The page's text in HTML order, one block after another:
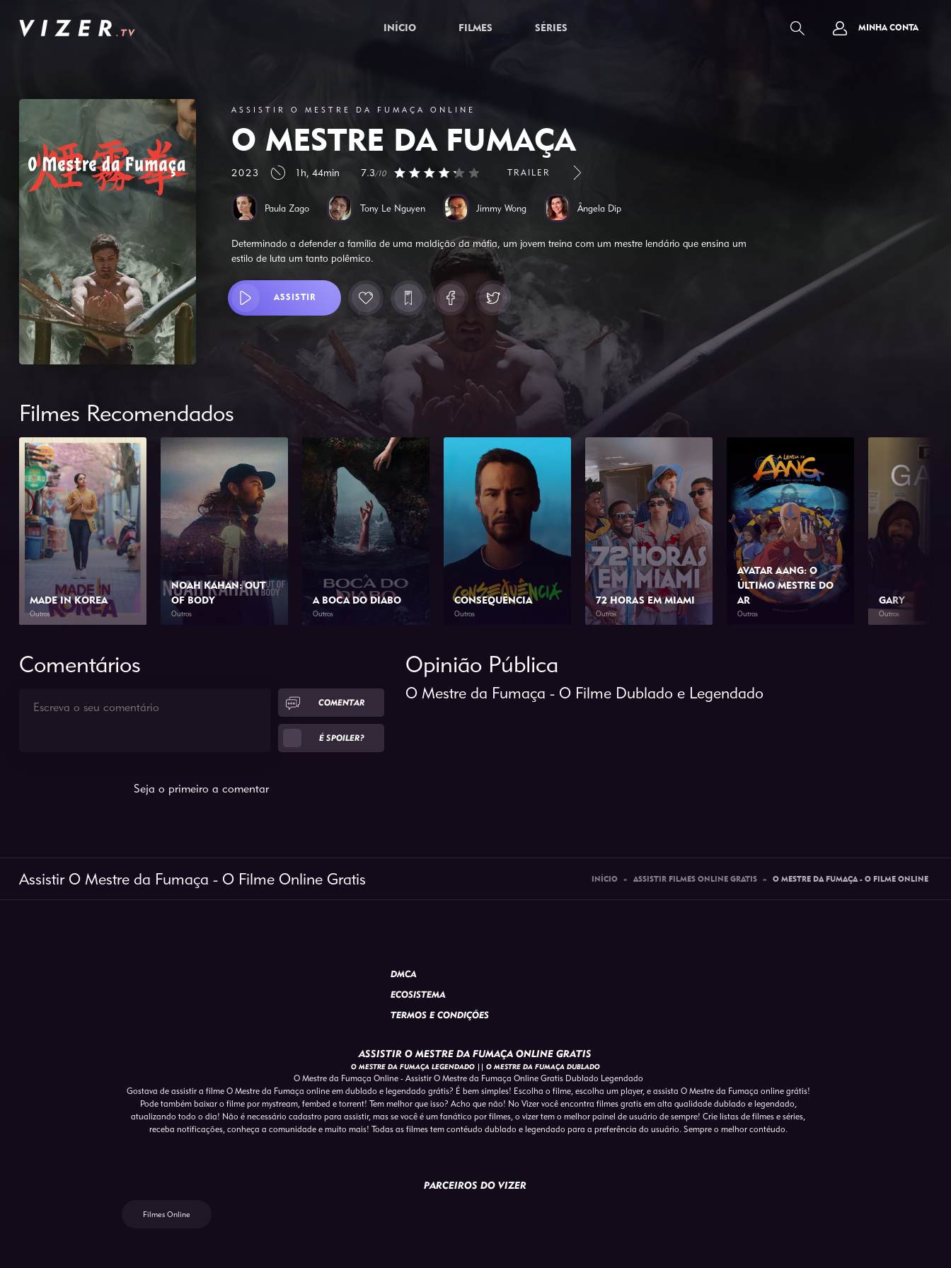
INÍCIO FILMES SÉRIES MINHA CONTA
ASSISTIR O MESTRE DA FUMAÇA ONLINE
O MESTRE DA FUMAÇA
2023 1h, 44min 7.3/10 TRAILER
Paula Zago Tony Le Nguyen Jimmy Wong Ângela Dip
Determinado a defender a família de uma maldição da máfia, um jovem treina com um mestre lendário que ensina um
estilo de luta um tanto polêmico.
ASSISTIR
Filmes Recomendados
MADE IN KOREA
Outros
NOAH KAHAN: OUT
OF BODY
Outros
A BOCA DO DIABO
Outros
CONSEQUÊNCIA
Outros
72 HORAS EM MIAMI
Outros
AVATAR AANG: O
ÚLTIMO MESTRE DO
AR
Outros
GARY
Outros
Comentários
COMENTAR
É SPOILER?
Seja o primeiro a comentar
Opinião Pública
O Mestre da Fumaça - O Filme Dublado e Legendado
Assistir O Mestre da Fumaça - O Filme Online Gratis INÍCIO » ASSISTIR FILMES ONLINE GRATIS » O MESTRE DA FUMAÇA - O FILME ONLINE
DMCA
ECOSISTEMA
TERMOS E CONDIÇÕES
ASSISTIR O MESTRE DA FUMAÇA ONLINE GRATIS
O MESTRE DA FUMAÇA LEGENDADO || O MESTRE DA FUMAÇA DUBLADO
O Mestre da Fumaça Online - Assistir O Mestre da Fumaça Online Gratis Dublado Legendado
Gostava de assistir a filme O Mestre da Fumaça online em dublado e legendado grátis? É bem simples! Escolha o filme, escolha um player, e assista O Mestre da Fumaça online grátis!
Pode também baixar o filme por mystream, fembed e torrent! Tem melhor que isso? Acho que não! No Vizer você encontra filmes gratis em alta qualidade dublado e legendado,
atualizando todo o dia! Não é necessário cadastro para assistir, mas se você é um fanático por filmes, o vizer tem o melhor painel de usuário de sempre! Crie listas de filmes e séries,
receba notificações, conheça a comunidade e muito mais! Todas as filmes tem contéudo dublado e legendado para a preferência do usuário. Sempre o melhor contéudo.
PARCEIROS DO VIZER
Filmes Online